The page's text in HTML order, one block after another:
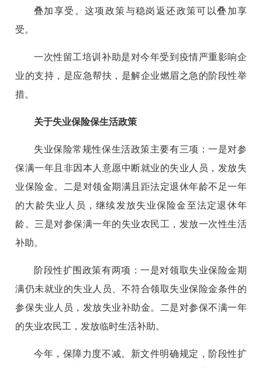
叠加享受。这项政策与稳岗返还政策可以叠加享
受。
一次性留工培训补助是对今年受到疫情严重影响企
业的支持，是应急帮扶，是解企业燃眉之急的阶段性举
措。
关于失业保险保生活政策
失业保险常规性保生活政策主要有三项：一是对参
保满一年且非因本人意愿中断就业的失业人员，发放失
业保险金。二是对领金期满且距法定退休年龄不足一年
的大龄失业人员，继续发放失业保险金至法定退休年
龄。三是对参保满一年的失业农民工，发放一次性生活
补助。
阶段性扩围政策有两项：一是对领取失业保险金期
满仍未就业的失业人员、不符合领取失业保险金条件的
参保失业人员，发放失业补助金。二是对参保不满一年
的失业农民工，发放临时生活补助。
今年，保障力度不减。新文件明确规定，阶段性扩